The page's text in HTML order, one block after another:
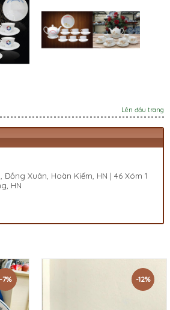
Lên đầu trang
Đồng Xuân, Hoàn Kiếm, HN | 46 Xóm 1
HN
-7% -12%